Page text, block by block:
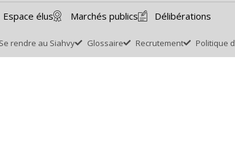
Espace élus Marchés publics Délibérations
Se rendre au Siahvy Glossaire Recrutement Politique